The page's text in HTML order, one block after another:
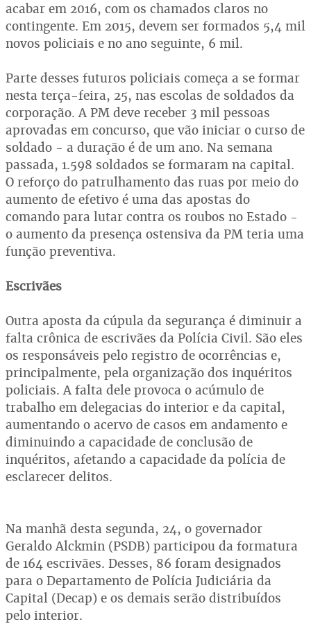
acabar em 2016, com os chamados claros no
contingente. Em 2015, devem ser formados 5,4 mil
novos policiais e no ano seguinte, 6 mil.
Parte desses futuros policiais começa a se formar
nesta terça-feira, 25, nas escolas de soldados da
corporação. A PM deve receber 3 mil pessoas
aprovadas em concurso, que vão iniciar o curso de
soldado - a duração é de um ano. Na semana
passada, 1.598 soldados se formaram na capital.
O reforço do patrulhamento das ruas por meio do
aumento de efetivo é uma das apostas do
comando para lutar contra os roubos no Estado -
o aumento da presença ostensiva da PM teria uma
função preventiva.
Escrivães
Outra aposta da cúpula da segurança é diminuir a
falta crônica de escrivães da Polícia Civil. São eles
os responsáveis pelo registro de ocorrências e,
principalmente, pela organização dos inquéritos
policiais. A falta dele provoca o acúmulo de
trabalho em delegacias do interior e da capital,
aumentando o acervo de casos em andamento e
diminuindo a capacidade de conclusão de
inquéritos, afetando a capacidade da polícia de
esclarecer delitos.
Na manhã desta segunda, 24, o governador
Geraldo Alckmin (PSDB) participou da formatura
de 164 escrivães. Desses, 86 foram designados
para o Departamento de Polícia Judiciária da
Capital (Decap) e os demais serão distribuídos
pelo interior.